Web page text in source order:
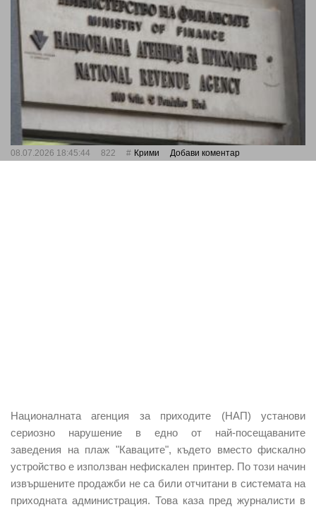
08.07.2026 18:45:44 822 Крими Добави коментар
Националната агенция за приходите (НАП) установи
сериозно нарушение в едно от най-посещаваните
заведения на плаж "Каваците", където вместо фискално
устройство е използван нефискален принтер. По този начин
извършените продажби не са били отчитани в системата на
приходната администрация. Това каза пред журналисти в